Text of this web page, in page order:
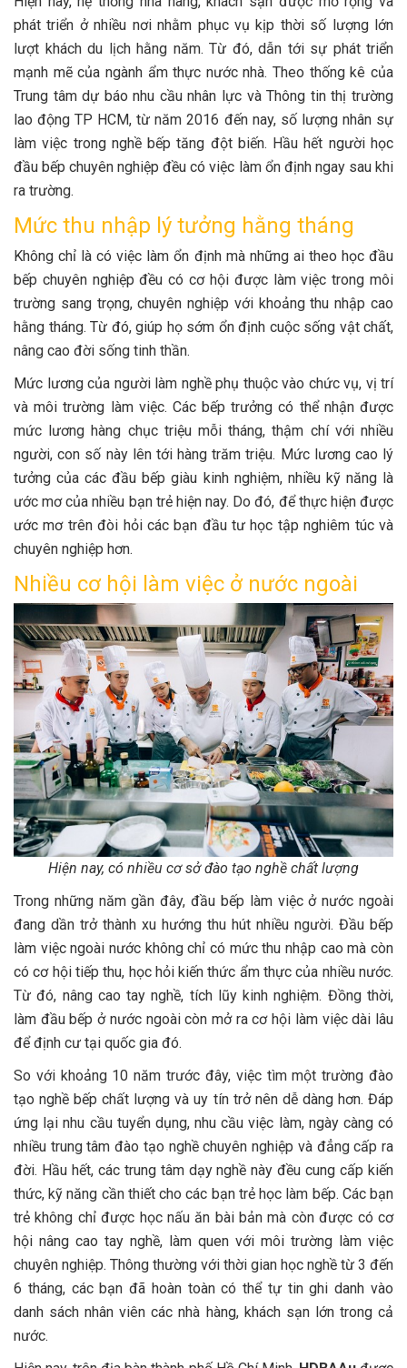
phát triển ở nhiều nơi nhằm phục vụ kịp thời số lượng lớn
lượt khách du lịch hằng năm. Từ đó, dẫn tới sự phát triển
mạnh mẽ của ngành ẩm thực nước nhà. Theo thống kê của
Trung tâm dự báo nhu cầu nhân lực và Thông tin thị trường
lao động TP HCM, từ năm 2016 đến nay, số lượng nhân sự
làm việc trong nghề bếp tăng đột biến. Hầu hết người học
đầu bếp chuyên nghiệp đều có việc làm ổn định ngay sau khi
ra trường.
Mức thu nhập lý tưởng hằng tháng
Không chỉ là có việc làm ổn định mà những ai theo học đầu
bếp chuyên nghiệp đều có cơ hội được làm việc trong môi
trường sang trọng, chuyên nghiệp với khoảng thu nhập cao
hằng tháng. Từ đó, giúp họ sớm ổn định cuộc sống vật chất,
nâng cao đời sống tinh thần.
Mức lương của người làm nghề phụ thuộc vào chức vụ, vị trí
và môi trường làm việc. Các bếp trưởng có thể nhận được
mức lương hàng chục triệu mỗi tháng, thậm chí với nhiều
người, con số này lên tới hàng trăm triệu. Mức lương cao lý
tưởng của các đầu bếp giàu kinh nghiệm, nhiều kỹ năng là
ước mơ của nhiều bạn trẻ hiện nay. Do đó, để thực hiện được
ước mơ trên đòi hỏi các bạn đầu tư học tập nghiêm túc và
chuyên nghiệp hơn.
Nhiều cơ hội làm việc ở nước ngoài
Hiện nay, có nhiều cơ sở đào tạo nghề chất lượng
Trong những năm gần đây, đầu bếp làm việc ở nước ngoài
đang dần trở thành xu hướng thu hút nhiều người. Đầu bếp
làm việc ngoài nước không chỉ có mức thu nhập cao mà còn
có cơ hội tiếp thu, học hỏi kiến thức ẩm thực của nhiều nước.
Từ đó, nâng cao tay nghề, tích lũy kinh nghiệm. Đồng thời,
làm đầu bếp ở nước ngoài còn mở ra cơ hội làm việc dài lâu
để định cư tại quốc gia đó.
So với khoảng 10 năm trước đây, việc tìm một trường đào
tạo nghề bếp chất lượng và uy tín trở nên dễ dàng hơn. Đáp
ứng lại nhu cầu tuyển dụng, nhu cầu việc làm, ngày càng có
nhiều trung tâm đào tạo nghề chuyên nghiệp và đẳng cấp ra
đời. Hầu hết, các trung tâm dạy nghề này đều cung cấp kiến
thức, kỹ năng cần thiết cho các bạn trẻ học làm bếp. Các bạn
trẻ không chỉ được học nấu ăn bài bản mà còn được có cơ
hội nâng cao tay nghề, làm quen với môi trường làm việc
chuyên nghiệp. Thông thường với thời gian học nghề từ 3 đến
6 tháng, các bạn đã hoàn toàn có thể tự tin ghi danh vào
danh sách nhân viên các nhà hàng, khách sạn lớn trong cả
nước.